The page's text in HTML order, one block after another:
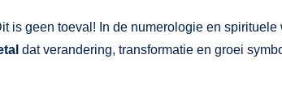
is geen toeval! In de numerologie en spirituele
dat verandering, transformatie en groei